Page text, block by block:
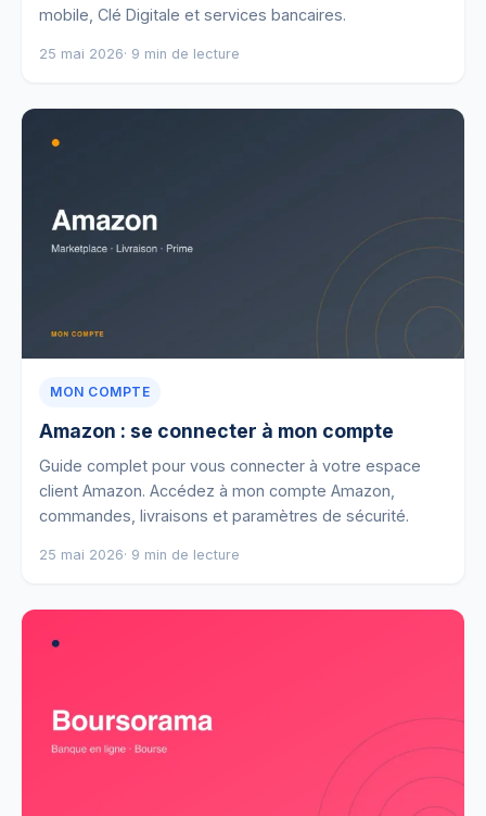
mobile, Clé Digitale et services bancaires.
25 mai 2026· 9 min de lecture
MON COMPTE
Amazon : se connecter à mon compte
Guide complet pour vous connecter à votre espace
client Amazon. Accédez à mon compte Amazon,
commandes, livraisons et paramètres de sécurité.
25 mai 2026· 9 min de lecture